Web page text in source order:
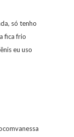
só tenho
fica frio
eu uso